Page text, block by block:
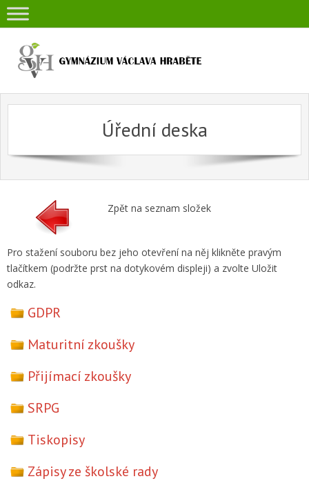
Skip
to
Úřední deska
Zpět na seznam složek
Pro stažení souboru bez jeho otevření na něj klikněte pravým
tlačítkem (podržte prst na dotykovém displeji) a zvolte Uložit
odkaz.
GDPR
Maturitní zkoušky
Přijímací zkoušky
SRPG
Tiskopisy
Zápisy ze školské rady